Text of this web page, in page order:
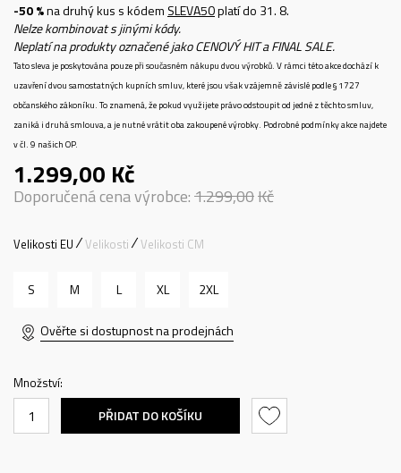
-50 %na druhý kus s kódem SLEVA50platí do 31. 8.
Nelze kombinovat s jinými kódy.
Neplatí na produkty označené jako CENOVÝ HIT a FINAL SALE.
Tato sleva je poskytována pouze při současném nákupu dvou výrobků. V rámci této akce dochází k
uzavření dvou samostatných kupních smluv, které jsou však vzájemně závislé podle § 1727
občanského zákoníku. To znamená, že pokud využijete právo odstoupit od jedné z těchto smluv,
zaniká i druhá smlouva, a je nutné vrátit oba zakoupené výrobky. Podrobné podmínky akce najdete
v čl. 9 našich OP.
1.299,00 Kč
Doporučená cena výrobce:1.299,00Kč
Velikosti EU Velikosti Velikosti CM
S M L XL 2XL
Ověřte si dostupnost na prodejnách
Množství:
PŘIDAT DO KOŠÍKU